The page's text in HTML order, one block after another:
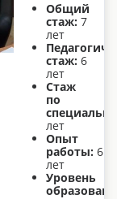
Общий
стаж: 7
лет
стаж: 6
лет
Стаж
по
лет
Опыт
работы: 6
лет
Уровень